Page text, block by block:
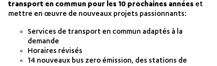
transport en commun pour les 10 prochaines années et
mettre en œuvre de nouveaux projets passionnants:
Services de transport en commun adaptés à la
demande
Horaires révisés
14 nouveaux bus zero émission, des stations de